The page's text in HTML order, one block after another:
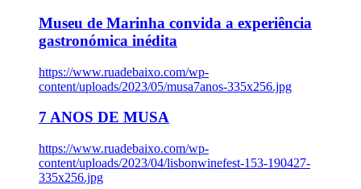
Museu de Marinha convida a experiência
gastronómica inédita
https://www.ruadebaixo.com/wp-
content/uploads/2023/05/musa7anos-335x256.jpg
7 ANOS DE MUSA
https://www.ruadebaixo.com/wp-
content/uploads/2023/04/lisbonwinefest-153-190427-
335x256.jpg